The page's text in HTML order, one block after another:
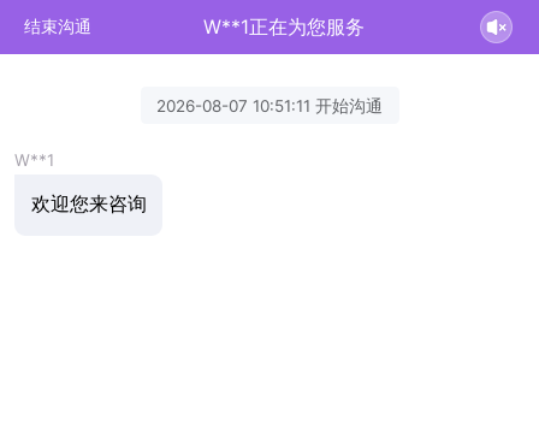
结束沟通 W**1正在为您服务
2026-08-07 10:51:11 开始沟通
W**1
欢迎您来咨询